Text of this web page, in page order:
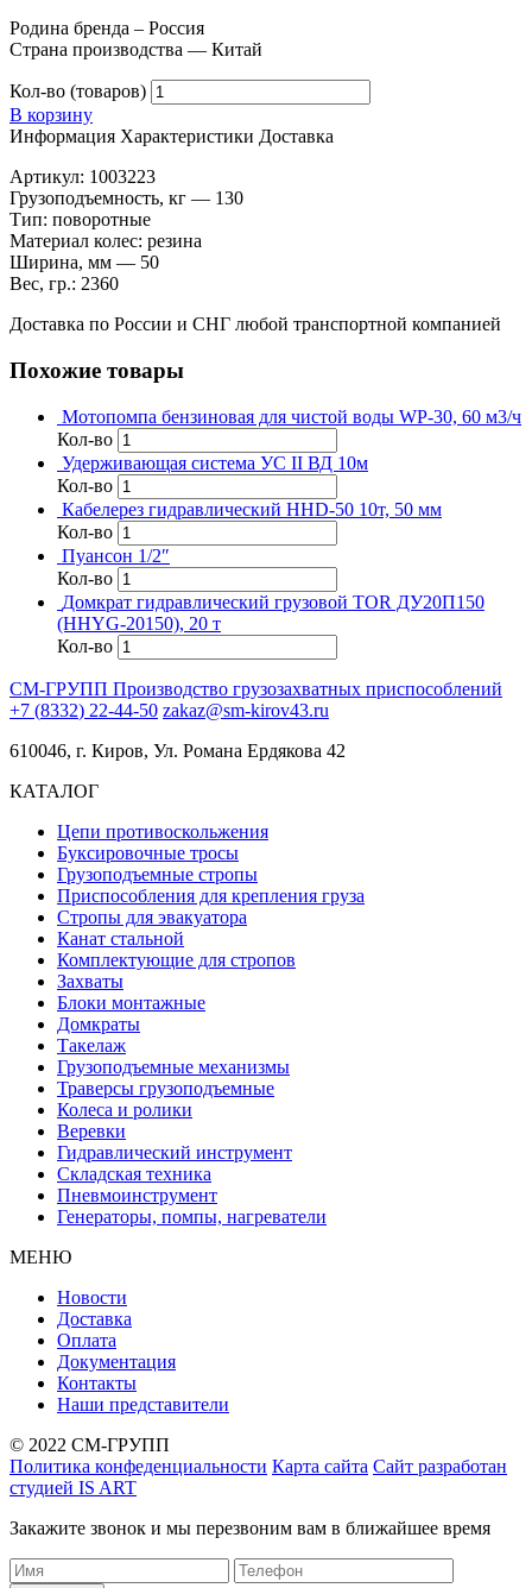
Родина бренда – Россия
Страна производства — Китай
Кол-во (товаров)
В корзину
Информация Характеристики Доставка
Артикул: 1003223
Грузоподъемность, кг — 130
Тип: поворотные
Материал колес: резина
Ширина, мм — 50
Вес, гр.: 2360
Доставка по России и СНГ любой транспортной компанией
Похожие товары
Мотопомпа бензиновая для чистой воды WP-30, 60 м3/ч
Кол-во
Удерживающая система УС II ВД 10м
Кол-во
Кабелерез гидравлический HHD-50 10т, 50 мм
Кол-во
Пуансон 1/2″
Кол-во
Домкрат гидравлический грузовой TOR ДУ20П150
(HHYG-20150), 20 т
Кол-во
СМ-ГРУПП Производство грузозахватных приспособлений
+7 (8332) 22-44-50 zakaz@sm-kirov43.ru
610046, г. Киров, Ул. Романа Ердякова 42
КАТАЛОГ
Цепи противоскольжения
Буксировочные тросы
Грузоподъемные стропы
Приспособления для крепления груза
Стропы для эвакуатора
Канат стальной
Комплектующие для стропов
Захваты
Блоки монтажные
Домкраты
Такелаж
Грузоподъемные механизмы
Траверсы грузоподъемные
Колеса и ролики
Веревки
Гидравлический инструмент
Складская техника
Пневмоинструмент
Генераторы, помпы, нагреватели
МЕНЮ
Новости
Доставка
Оплата
Документация
Контакты
Наши представители
© 2022 СМ-ГРУПП
Политика конфеденциальности Карта сайта Сайт разработан
студией IS ART
Закажите звонок и мы перезвоним вам в ближайшее время